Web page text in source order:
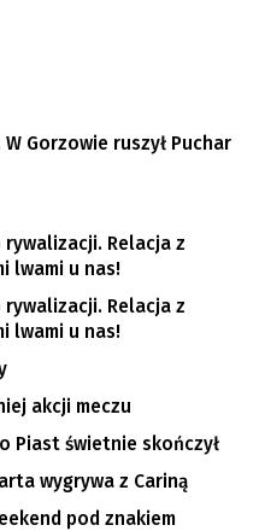
Gorzowie ruszył Puchar
Relacja z
lwami u nas!
Relacja z
lwami u nas!
akcji meczu
Piast świetnie skończył
wygrywa z Cariną
pod znakiem